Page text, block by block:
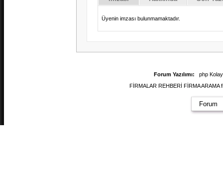
Üyenin imzası bulunmamaktadır.
Forum Yazılımı:
php
FİRMALAR REHBERİ FİRMA
Forum